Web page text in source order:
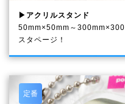
▶アクリルスタンド
50mm×50mm～
スタページ！
定番